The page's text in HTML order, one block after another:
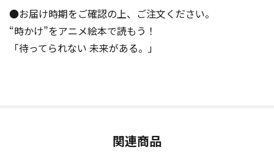
●お届け時期をご確認の上、ご注文ください。
“時かけ”をアニメ絵本で読もう！
「待ってられない 未来がある。」
関連商品